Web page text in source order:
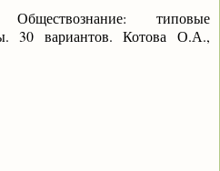
типовые
30 вариантов. Котова О.А.,